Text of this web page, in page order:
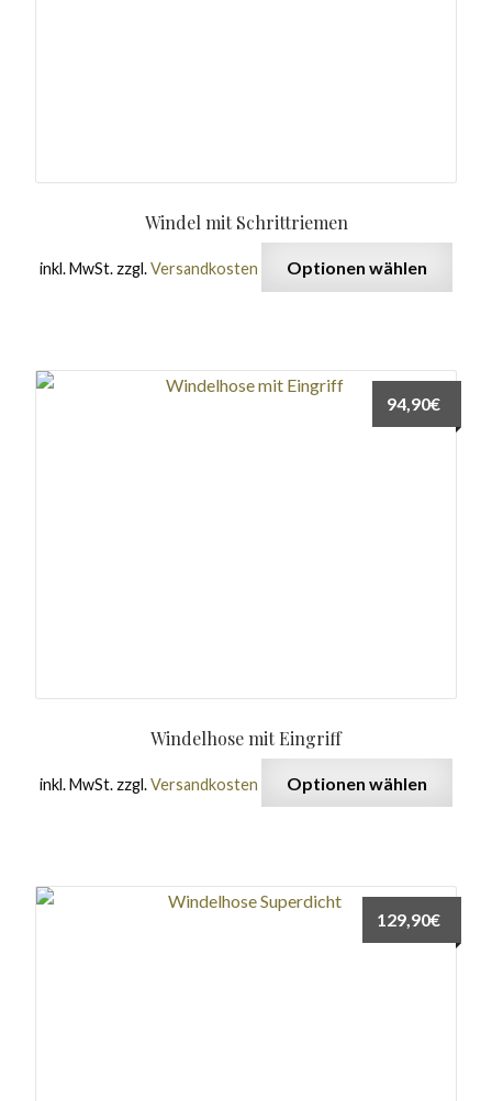
Windel mit Schrittriemen
inkl. MwSt. zzgl.Versandkosten Optionen wählen
Windelhose mit Eingriff
94,90€
inkl. MwSt. zzgl.Versandkosten Optionen wählen
129,90€